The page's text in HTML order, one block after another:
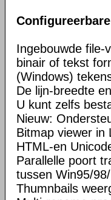
Ingebouwde file-
binair of tekst
(Windows)
De lijn-breedte
U kunt zelfs
Nieuw:
Bitmap viewer in
HTML-en
Parallelle poort
tussen Win95/
Thumnbails